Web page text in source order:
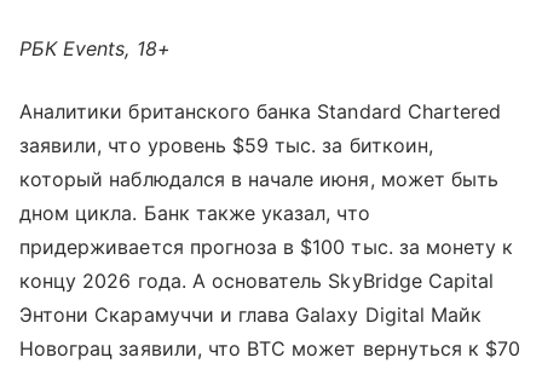
РБК Events, 18+
Аналитики британского банка Standard Chartered
заявили, что уровень $59 тыс. за биткоин,
который наблюдался в начале июня, может быть
дном цикла. Банк также указал, что
придерживается прогноза в $100 тыс. за монету к
концу 2026 года. А основатель SkyBridge Capital
Энтони Скарамуччи и глава Galaxy Digital Майк
Новограц заявили, что BTC может вернуться к $70